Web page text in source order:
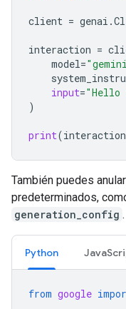
client = genai .
interaction =
model=
input="Hello
)
print(interaction
También puedes
predeterminados,
generation_config .
Python
from google